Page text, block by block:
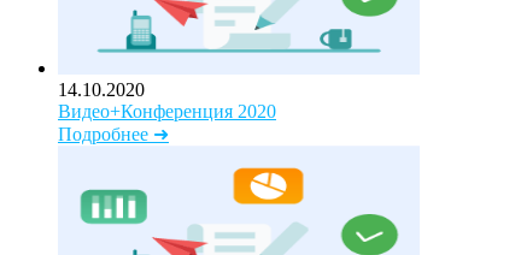
14.10.2020
Видео+Конференция 2020
Подробнее ➜